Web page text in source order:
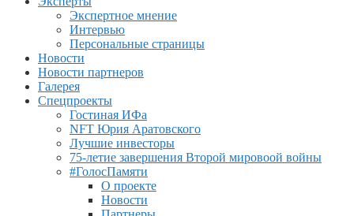
Экспертное мнение
Интервью
Персональные страницы
Новости
Новости партнеров
Галерея
Спецпроекты
Гостиная ИФа
NFT Юрия Аратовского
Лучшие инвесторы
75-летие завершения Второй мировоой войны
#ГолосПамяти
О проекте
Новости